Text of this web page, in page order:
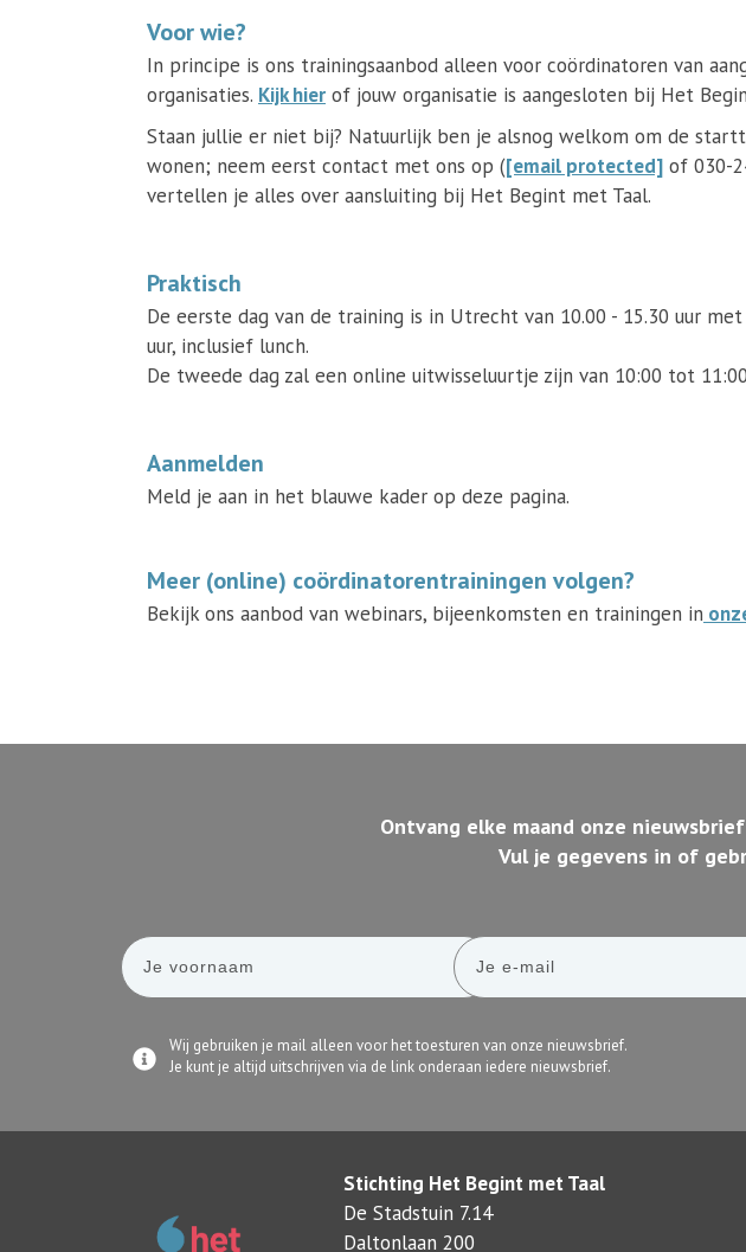
Voor wie?
In principe is ons trainingsaanbod alleen voor coördinatoren van
organisaties. Kijk hier of jouw organisatie is aangesloten bij Het
Staan jullie er niet bij? Natuurlijk ben je alsnog welkom om de
wonen; neem eerst contact met ons op ([email protected] of 030-
vertellen je alles over aansluiting bij Het Begint met Taal.
Praktisch
De eerste dag van de training is in Utrecht van 10.00 - 15.30 uur
uur, inclusief lunch.
De tweede dag zal een online uitwisseluurtje zijn van 10:00 tot
Aanmelden
Meld je aan in het blauwe kader op deze pagina.
Meer (online) coördinatorentrainingen volgen?
Bekijk ons aanbod van webinars, bijeenkomsten en trainingen in
Ontvang elke maand onze
Vul je gegevens in of
Wij gebruiken je mail alleen voor het toesturen van onze nieuwsbrief.
Je kunt je altijd uitschrijven via de link onderaan iedere nieuwsbrief.
Stichting Het Begint met Taal
De Stadstuin 7.14
Daltonlaan 200